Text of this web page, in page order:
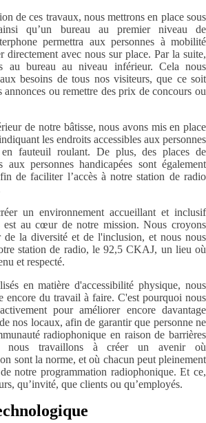
de ces travaux, nous mettrons en place sous
qu’un bureau au premier niveau de
permettra aux personnes à mobilité
directement avec nous sur place. Par la suite,
au bureau au niveau inférieur. Cela nous
besoins de tous nos visiteurs, que ce soit
annonces ou remettre des prix de concours ou
de notre bâtisse, nous avons mis en place
les endroits accessibles aux personnes
fauteuil roulant. De plus, des places de
aux personnes handicapées sont également
de faciliter l’accès à notre station de radio
un environnement accueillant et inclusif
est au cœur de notre mission. Nous croyons
de la diversité et de l'inclusion, et nous nous
station de radio, le 92,5 CKAJ, un lieu où
et respecté.
en matière d'accessibilité physique, nous
encore du travail à faire. C'est pourquoi nous
pour améliorer encore davantage
nos locaux, afin de garantir que personne ne
radiophonique en raison de barrières
nous travaillons à créer un avenir où
sont la norme, et où chacun peut pleinement
notre programmation radiophonique. Et ce,
qu’invité, que clients ou qu’employés.